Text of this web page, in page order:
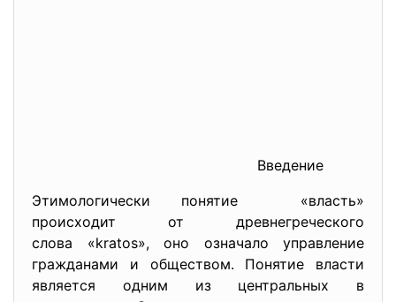
Введение
Этимологически понятие «власть»
происходит от древнегреческого
слова «kratos», оно означало управление
гражданами и обществом. Понятие власти
является одним из центральных в